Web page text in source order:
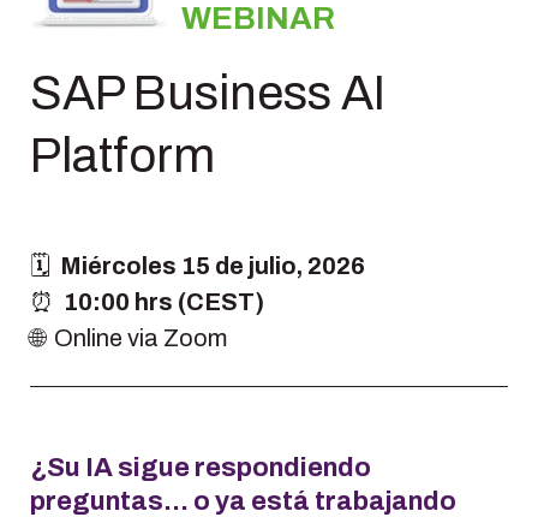
WEBINAR
SAP Business AI
Platform
🗓️ Miércoles 15 de julio, 2026
⏰ 10:00 hrs (CEST)
🌐 Online via Zoom
¿Su IA sigue respondiendo
preguntas… o ya está trabajando